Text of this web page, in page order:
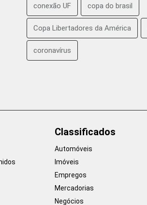
conexão UF copa do brasil
Copa Libertadores da América
coronavírus
Classificados
Automóveis
Imóveis
Empregos
Mercadorias
Negócios